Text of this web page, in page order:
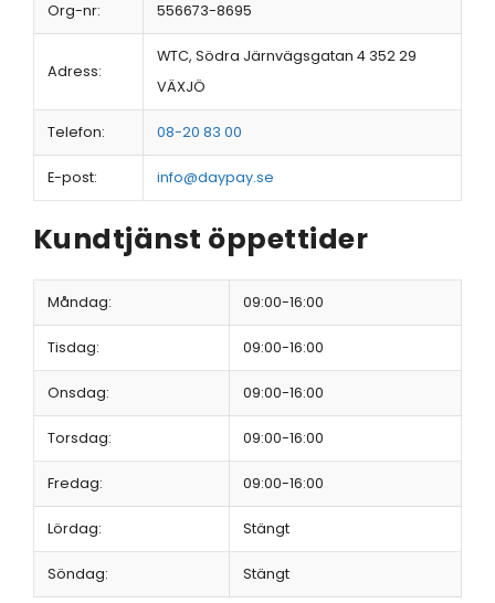
Org-nr: 556673-8695
Adress:
WTC, Södra Järnvägsgatan 4 352 29
VÄXJÖ
Telefon: 08-20 83 00
E-post: info@daypay.se
Kundtjänst öppettider
Måndag: 09:00-16:00
Tisdag: 09:00-16:00
Onsdag: 09:00-16:00
Torsdag: 09:00-16:00
Fredag: 09:00-16:00
Lördag: Stängt
Söndag: Stängt